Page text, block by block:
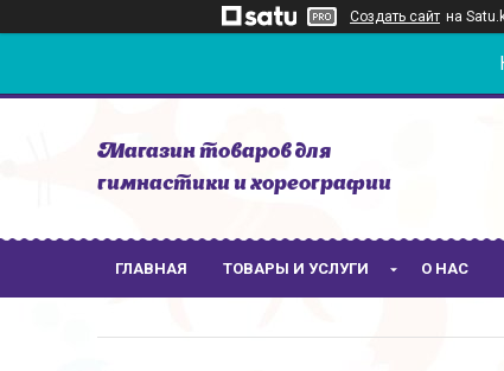
Создать сайт на
Магазин товаров для
гимнастики и хореографии
ГЛАВНАЯ ТОВАРЫ И УСЛУГИ О НАС